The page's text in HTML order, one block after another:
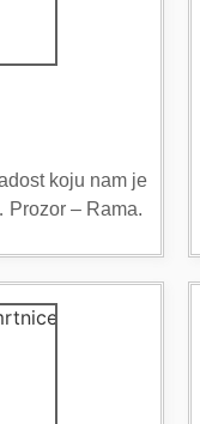
koju nam je
– Rama.